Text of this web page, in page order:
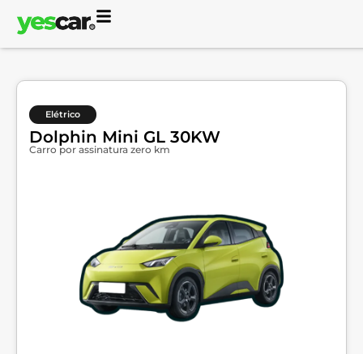
Elétrico
Dolphin Mini GL 30KW
Carro por assinatura zero km